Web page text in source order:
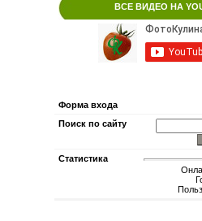
ВСЕ ВИДЕО НА
Форма входа
Поиск по сайту
Статистика